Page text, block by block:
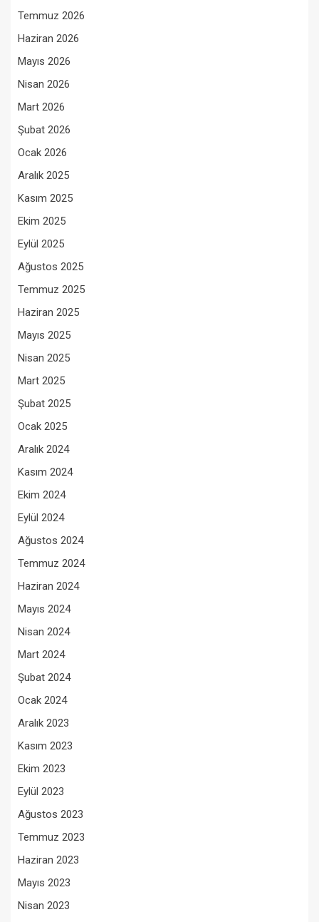
Temmuz 2026
Haziran 2026
Mayıs 2026
Nisan 2026
Mart 2026
Şubat 2026
Ocak 2026
Aralık 2025
Kasım 2025
Ekim 2025
Eylül 2025
Ağustos 2025
Temmuz 2025
Haziran 2025
Mayıs 2025
Nisan 2025
Mart 2025
Şubat 2025
Ocak 2025
Aralık 2024
Kasım 2024
Ekim 2024
Eylül 2024
Ağustos 2024
Temmuz 2024
Haziran 2024
Mayıs 2024
Nisan 2024
Mart 2024
Şubat 2024
Ocak 2024
Aralık 2023
Kasım 2023
Ekim 2023
Eylül 2023
Ağustos 2023
Temmuz 2023
Haziran 2023
Mayıs 2023
Nisan 2023